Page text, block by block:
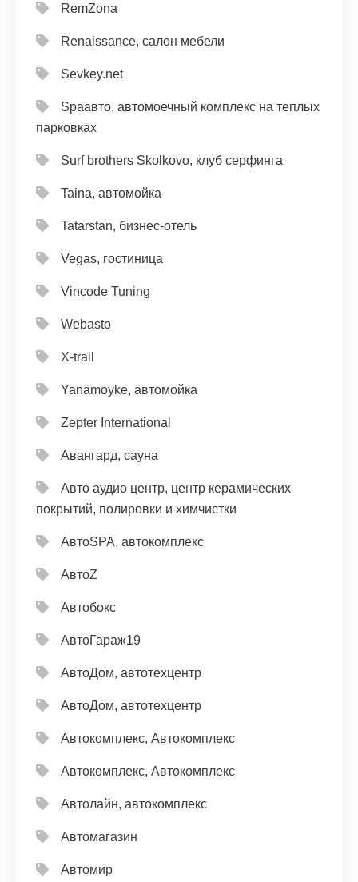
RemZona
Renaissance, салон мебели
Sevkey.net
Spaавто, автомоечный комплекс на теплых
парковках
Surf brothers Skolkovo, клуб серфинга
Taina, автомойка
Tatarstan, бизнес-отель
Vegas, гостиница
Vincode Tuning
Webasto
X-trail
Yanamoyke, автомойка
Zepter International
Авангард, сауна
Авто аудио центр, центр керамических
покрытий, полировки и химчистки
АвтоSPA, автокомплекс
АвтоZ
Автобокс
АвтоГараж19
АвтоДом, автотехцентр
АвтоДом, автотехцентр
Автокомплекс, Автокомплекс
Автокомплекс, Автокомплекс
Автолайн, автокомплекс
Автомагазин
Автомир